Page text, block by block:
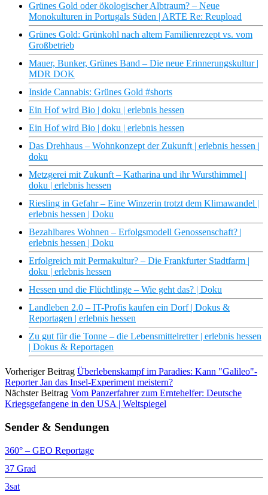
Grünes Gold oder ökologischer Albtraum? – Neue
Monokulturen in Portugals Süden | ARTE Re: Reupload
Grünes Gold: Grünkohl nach altem Familienrezept vs. vom
Großbetrieb
Mauer, Bunker, Grünes Band – Die neue Erinnerungskultur |
MDR DOK
Inside Cannabis: Grünes Gold #shorts
Ein Hof wird Bio | doku | erlebnis hessen
Ein Hof wird Bio | doku | erlebnis hessen
Das Drehhaus – Wohnkonzept der Zukunft | erlebnis hessen |
doku
Metzgerei mit Zukunft – Katharina und ihr Wursthimmel |
doku | erlebnis hessen
Riesling in Gefahr – Eine Winzerin trotzt dem Klimawandel |
erlebnis hessen | Doku
Bezahlbares Wohnen – Erfolgsmodell Genossenschaft? |
erlebnis hessen | Doku
Erfolgreich mit Permakultur? – Die Frankfurter Stadtfarm |
doku | erlebnis hessen
Hessen und die Flüchtlinge – Wie geht das? | Doku
Landleben 2.0 – IT-Profis kaufen ein Dorf | Dokus &
Reportagen | erlebnis hessen
Zu gut für die Tonne – die Lebensmittelretter | erlebnis hessen
| Dokus & Reportagen
Vorheriger Beitrag Überlebenskampf im Paradies: Kann "Galileo"-
Reporter Jan das Insel-Experiment meistern?
Nächster Beitrag Vom Panzerfahrer zum Erntehelfer: Deutsche
Kriegsgefangene in den USA | Weltspiegel
Sender & Sendungen
360° – GEO Reportage
37 Grad
3sat